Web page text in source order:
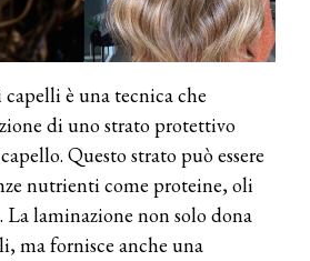
è una tecnica che
di uno strato protettivo
Questo strato può essere
nutrienti come proteine, oli
laminazione non solo dona
ma fornisce anche una